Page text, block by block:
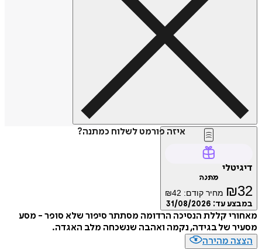
איזה פורמט לשלוח כמתנה?
₪ מחיר קודם: ₪42
עד:31/08/2026
קללת הנסיכה הרדומה מסתתר סיפור שלא סופר - מסע
של בגידה, נקמה ואהבה שנשכחה מלב האגדה.
מהירה